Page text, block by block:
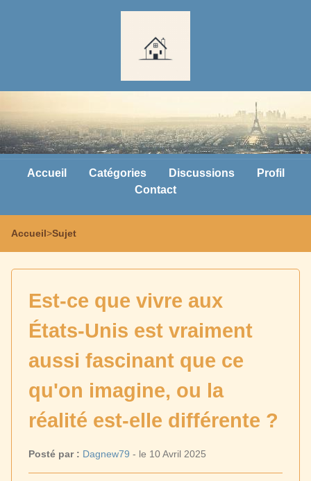
Accueil Catégories Discussions
Profil
Contact
Accueil>Sujet
Est-ce que vivre aux
États-Unis est vraiment
aussi fascinant que ce
qu'on imagine, ou la
réalité est-elle différente ?
Posté par : Dagnew79 - le 10 Avril 2025